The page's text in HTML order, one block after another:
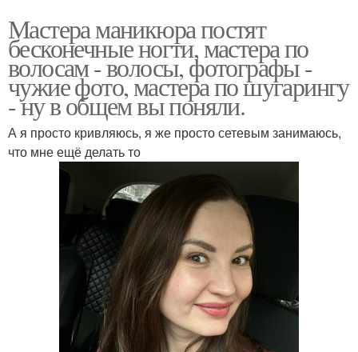
Мастера маникюра постят
бесконечные ногти, мастера по
волосам - волосы, фотографы -
чужие фото, мастера по шугарингу
- ну в общем вы поняли.
А я просто кривляюсь, я же просто сетевым занимаюсь,
что мне ещё делать то